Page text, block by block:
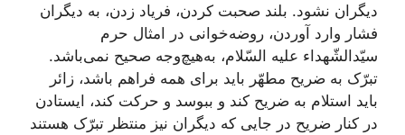
دیگران نشود. بلند صحبت کردن، فریاد زدن، به دیگران
فشار وارد آوردن، روضه‌خوانی در امثال حرم
سیّدالشّهداء علیه السّلام، به‌هیچ‌وجه صحیح نمی‌باشد.
تبرّک به ضریح مطهّر باید برای همه فراهم باشد، زائر
باید استلام به ضریح کند و ببوسد و حرکت کند، ایستادن
در کنار ضریح در جایی که دیگران نیز منتظر تبرّک هستند